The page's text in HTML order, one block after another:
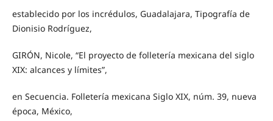
establecido por los incrédulos, Guadalajara, Tipografía de
Dionisio Rodríguez,
GIRÓN, Nicole, “El proyecto de folletería mexicana del siglo
XIX: alcances y límites”,
en Secuencia. Folletería mexicana Siglo XIX, núm. 39, nueva
época, México,